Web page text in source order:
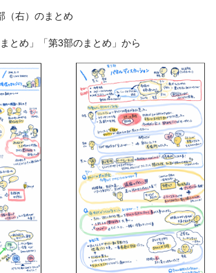
（右）のまとめ
とめ」「第3部のまとめ」から